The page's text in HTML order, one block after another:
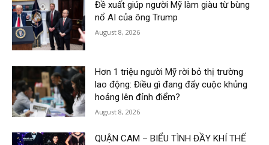
Đề xuất giúp người Mỹ làm giàu từ bùng
nổ AI của ông Trump
August 8, 2026
Hơn 1 triệu người Mỹ rời bỏ thị trường
lao động: Điều gì đang đẩy cuộc khủng
hoảng lên đỉnh điểm?
August 8, 2026
QUẬN CAM – BIỂU TÌNH ĐẦY KHÍ THẾ